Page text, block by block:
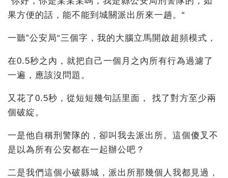
果方便的話，能不能到城關派出所來一趟。“
一聽”公安局“三個字，我的大腦立馬開啟超頻模式，
在0.5秒之內，就把自己一個月之內所有行為過濾了
一遍，應該沒問題。
又花了0.5秒，從短短幾句話里面， 找了對方至少兩
個破綻。
一是他自稱刑警隊的，卻叫我去派出所。這個傻叉不
是以為所有公安都在一起辦公吧？
二是我們這個小破縣城，派出所那幾個人我都見過，